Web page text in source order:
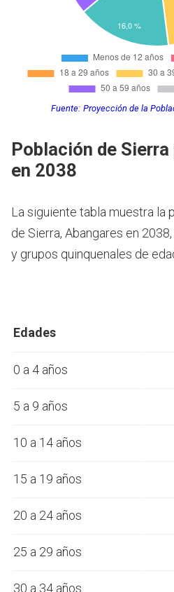
Fuente: Proyección de la
Población de
en 2038
La siguiente tabla muestra la
de Sierra, Abangares en
y grupos quinquenales de
Edades
0 a 4 años
5 a 9 años
10 a 14 años
15 a 19 años
20 a 24 años
25 a 29 años
30 a 34 años